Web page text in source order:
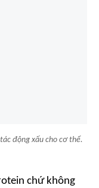
động xấu cho cơ thể.
chứ không